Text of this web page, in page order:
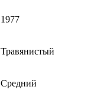
1977
Травянистый
Средний